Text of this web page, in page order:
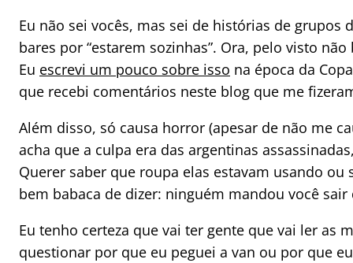
Eu não sei vocês, mas sei de histórias de
bares por “estarem sozinhas”. Ora, pelo visto
Eu escrevi um pouco sobre isso na época da
que recebi comentários neste blog que me
Além disso, só causa horror (apesar de não me
acha que a culpa era das argentinas
Querer saber que roupa elas estavam usando
bem babaca de dizer: ninguém mandou você sair
Eu tenho certeza que vai ter gente que vai ler as
questionar por que eu peguei a van ou por que